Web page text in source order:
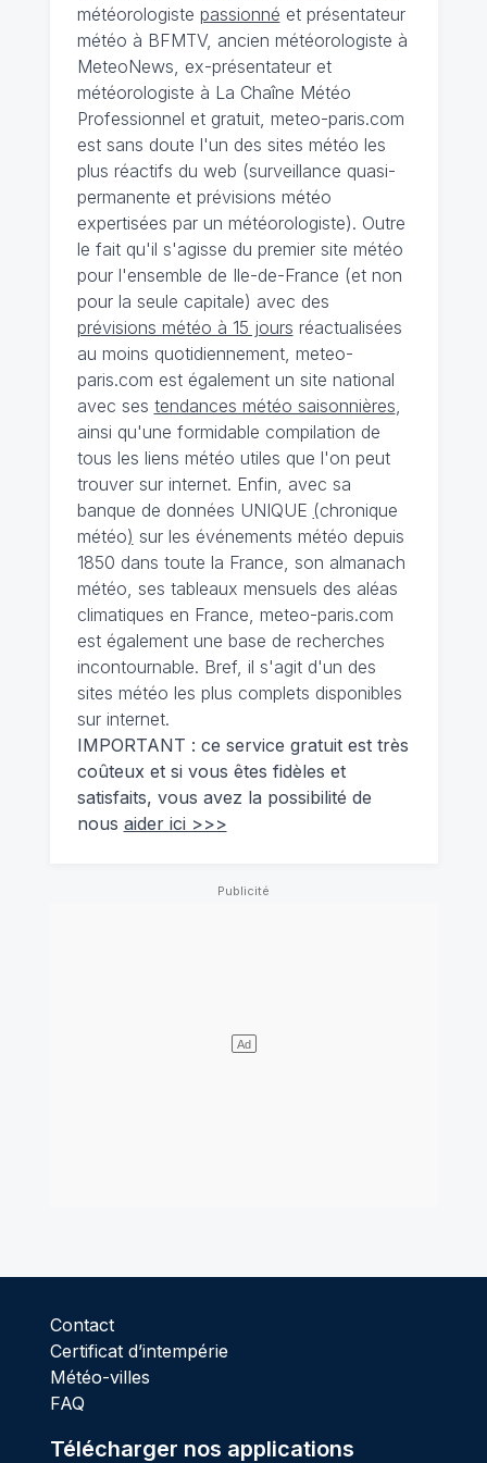
météorologiste passionné et présentateur
météo à BFMTV, ancien météorologiste à
MeteoNews, ex-présentateur et
météorologiste à La Chaîne Météo
Professionnel et gratuit, meteo-paris.com
est sans doute l'un des sites météo les
plus réactifs du web (surveillance quasi-
permanente et prévisions météo
expertisées par un météorologiste). Outre
le fait qu'il s'agisse du premier site météo
pour l'ensemble de Ile-de-France (et non
pour la seule capitale) avec des
prévisions météo à 15 jours réactualisées
au moins quotidiennement, meteo-
paris.com est également un site national
avec ses tendances météo saisonnières
ainsi qu'une formidable compilation de
tous les liens météo utiles que l'on peut
trouver sur internet. Enfin, avec sa
banque de données UNIQUE (chronique
météo) sur les événements météo depuis
1850 dans toute la France, son almanach
météo, ses tableaux mensuels des aléas
climatiques en France, meteo-paris.com
est également une base de recherches
incontournable. Bref, il s'agit d'un des
sites météo les plus complets disponibles
sur internet.
IMPORTANT : ce service gratuit est très
coûteux et si vous êtes fidèles et
satisfaits, vous avez la possibilité de
nous aider ici >>>
Contact
Certificat d’intempérie
Météo-villes
FAQ
Télécharger nos applications